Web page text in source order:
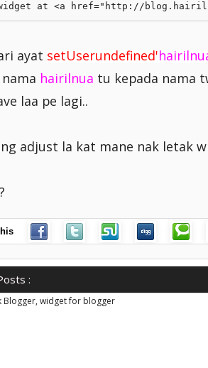
at <a href="http://
ayat setUserundefined'
hairilnua tu kepada nama
laa pe lagi..
adjust la kat mane nak letak
:
Blogger, widget for blogger